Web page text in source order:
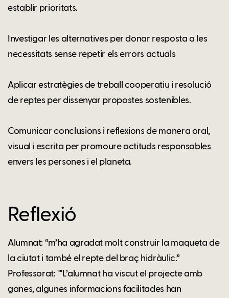
establir prioritats.
Investigar les alternatives per donar resposta a les
necessitats sense repetir els errors actuals
Aplicar estratègies de treball cooperatiu i resolució
de reptes per dissenyar propostes sostenibles.
Comunicar conclusions i reflexions de manera oral,
visual i escrita per promoure actituds responsables
envers les persones i el planeta.
Reflexió
Alumnat: “m’ha agradat molt construir la maqueta de
la ciutat i també el repte del braç hidràulic.”
Professorat: ""L’alumnat ha viscut el projecte amb
ganes, algunes informacions facilitades han